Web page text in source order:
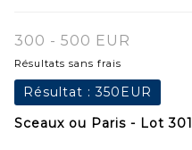
300 - 500 EUR
Résultats sans frais
Résultat :350EUR
Sceaux ou Paris - Lot 301